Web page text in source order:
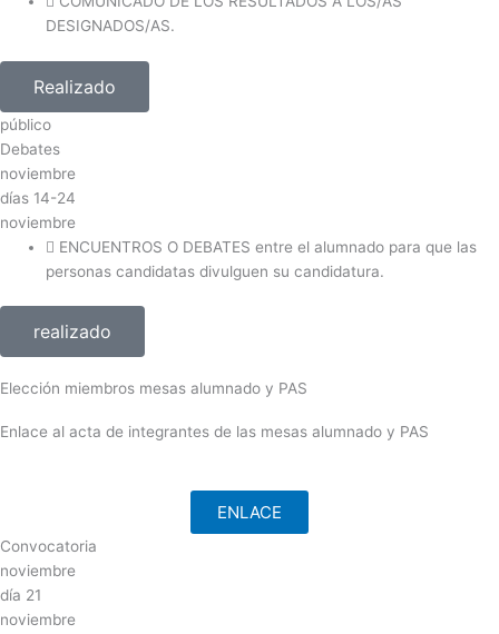
DESIGNADOS/AS.
Realizado
público
Debates
noviembre
días 14-24
noviembre
ENCUENTROS O DEBATES entre el alumnado para que las
personas candidatas divulguen su candidatura.
realizado
Elección miembros mesas alumnado y PAS
Enlace al acta de integrantes de las mesas alumnado y PAS
ENLACE
Convocatoria
noviembre
día 21
noviembre